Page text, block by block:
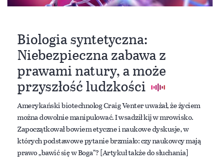
Biologia syntetyczna:
Niebezpieczna zabawa z
prawami natury, a może
przyszłość ludzkości
Amerykański biotechnolog Craig Venter uważał, że życiem
można dowolnie manipulować. I wsadził kij w mrowisko.
Zapoczątkował bowiem etyczne i naukowe dyskusje, w
których podstawowe pytanie brzmiało: czy naukowcy mają
prawo „bawić się w Boga”? [Artykuł także do słuchania]